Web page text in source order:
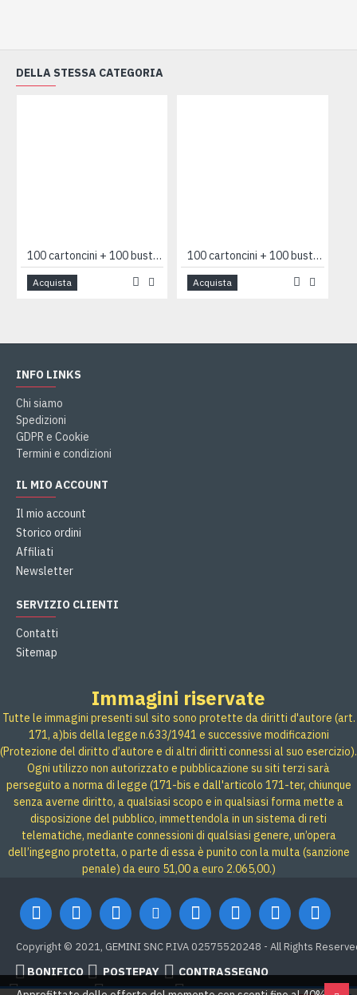
DELLA STESSA CATEGORIA
100 cartoncini + 100 buste 7x11 AZZURRO
Acquista
100 cartoncini + 100 buste 7x11 ROSA
Acquista
INFO LINKS
Chi siamo
Spedizioni
GDPR e Cookie
Termini e condizioni
IL MIO ACCOUNT
Il mio account
Storico ordini
Affiliati
Newsletter
SERVIZIO CLIENTI
Contatti
Sitemap
Immagini riservate
Tutte le immagini presenti sul sito sono protette da diritti d'autore (art.
171, a)bis della legge n.633/1941 e successive modificazioni
(Protezione del diritto d’autore e di altri diritti connessi al suo esercizio).
Ogni utilizzo non autorizzato e pubblicazione su siti terzi sarà
perseguito a norma di legge (171-bis e dall'articolo 171-ter, chiunque
senza averne diritto, a qualsiasi scopo e in qualsiasi forma mette a
disposizione del pubblico, immettendola in un sistema di reti
telematiche, mediante connessioni di qualsiasi genere, un’opera
dell’ingegno protetta, o parte di essa è punito con la multa (sanzione
penale) da euro 51,00 a euro 2.065,00.)
Copyright © 2021, GEMINI SNC P.IVA 02575520248 - All Rights
BONIFICO POSTEPAY
CONTRASSEGNO
Credit card
Google Pay PAYPAL